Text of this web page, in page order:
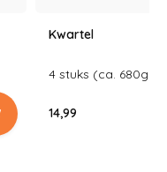
Kwartel
4 stuks (ca.
14,99